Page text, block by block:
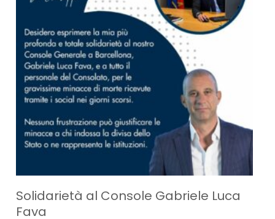
Solidarietà al Console Gabriele Luca
Fava